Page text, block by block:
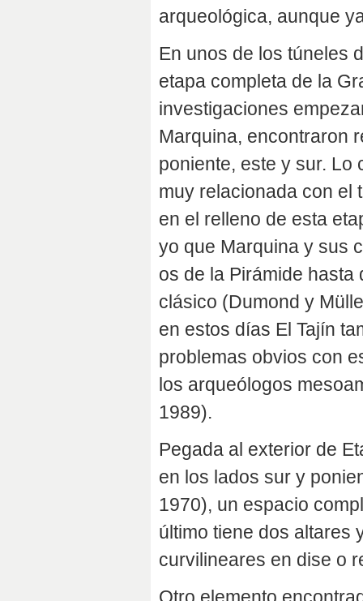
arqueológica, aunque
En unos de los túneles
etapa completa de la
investigaciones
Marquina, encontraron
poniente, este y sur. Lo
muy relacionada con el
en el relleno de esta
yo que Marquina y sus
os de la Pirámide
clásico (Dumond y
en estos días El Tajín
problemas obvios con
los arqueólogos
1989).
Pegada al exterior de
en los lados sur y
1970), un espacio
último tiene dos altares
curvilineares en dise o